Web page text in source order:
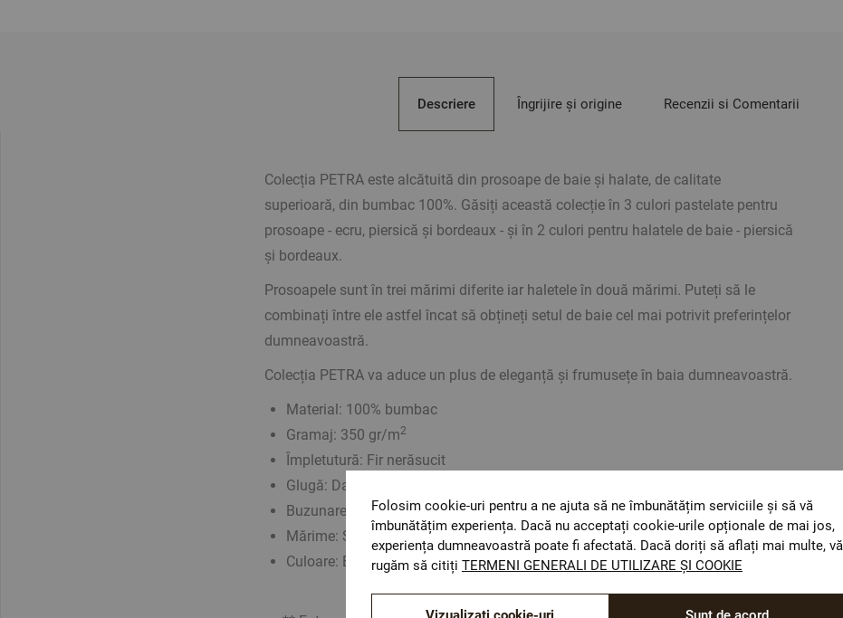
Descriere
Colecția PETRA este alcătuită din prosoape de baie și halate, de calitate
superioară, din bumbac 100%. Găsiți această colecție în 3 culori pastelate pentru
prosoape - ecru, piersică și bordeaux - și în 2 culori pentru halatele de baie - piersică
și bordeaux.
Prosoapele sunt în trei mărimi diferite iar haletele în două mărimi. Puteți să le
combinați între ele astfel încat să obțineți setul de baie cel mai potrivit preferințelor
dumneavoastră.
Colecția PETRA va aduce un plus de eleganță și frumusețe în baia dumneavoastră.
Material: 100% bumbac
Gramaj: 350 gr/m2
Împletutură: Fir nerăsucit
Glugă: Da
Buzunare: 2 exterioare
Mărime: S/M
Culoare: Bordeaux
Îngrijire și origine Recenzii si Comentarii
Folosim cookie-uri pentru a ne ajuta să ne îmbunătățim serviciile și să vă
îmbunătățim experiența. Dacă nu acceptați cookie-urile opționale de mai jos,
experiența dumneavoastră poate fi afectată. Dacă doriți să aflați mai multe, vă
rugăm să citiți TERMENI GENERALI DE UTILIZARE ȘI COOKIE